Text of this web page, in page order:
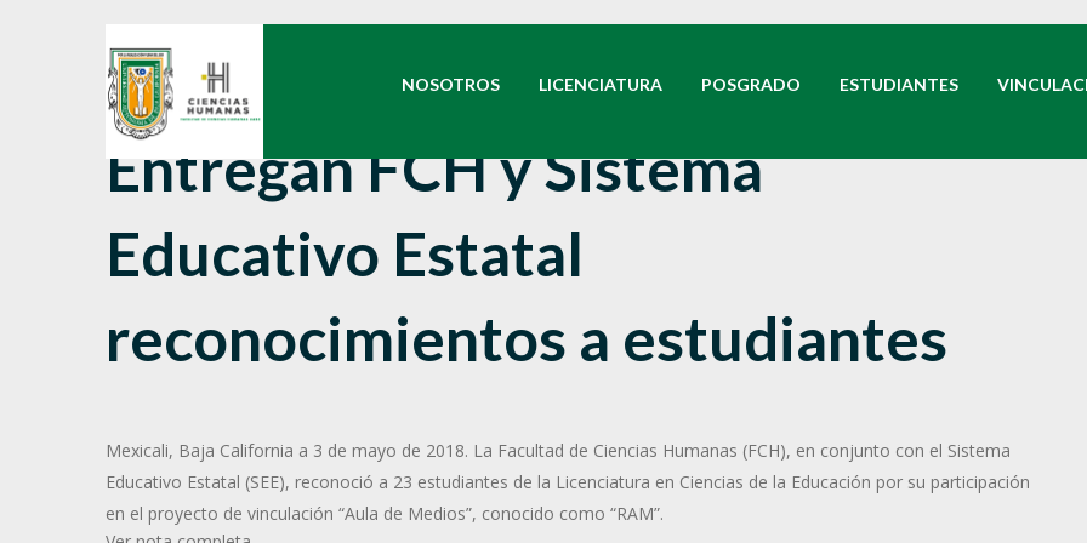
NOSOTROS LICENCIATURA POSGRADO ESTUDIANTES
Entregan FCH y Sistema
Educativo Estatal
reconocimientos a estudiantes
Mexicali, Baja California a 3 de mayo de 2018. La Facultad de Ciencias Humanas (FCH), en conjunto con el Sistema
Educativo Estatal (SEE), reconoció a 23 estudiantes de la Licenciatura en Ciencias de la Educación por su participación
en el proyecto de vinculación “Aula de Medios”, conocido como “RAM”.